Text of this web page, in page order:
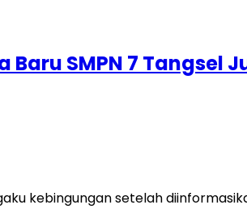
SMPN 7 Tangsel
kebingungan setelah